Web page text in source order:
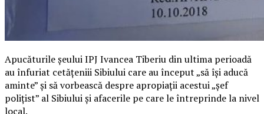
Apucăturile șeului IPJ Ivancea Tiberiu din ultima perioadă
au înfuriat cetățeniii Sibiului care au început „să își aducă
aminte” și să vorbească despre apropiații acestui „șef
polițist” al Sibiului și afacerile pe care le întreprinde la nivel
local.